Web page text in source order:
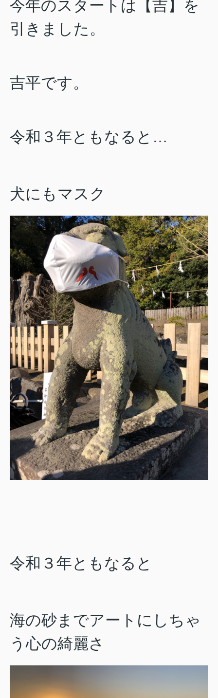
今年のスタートは【吉】を
引きました。
吉平です。
令和３年ともなると…
犬にもマスク
令和３年ともなると
海の砂までアートにしちゃ
う心の綺麗さ